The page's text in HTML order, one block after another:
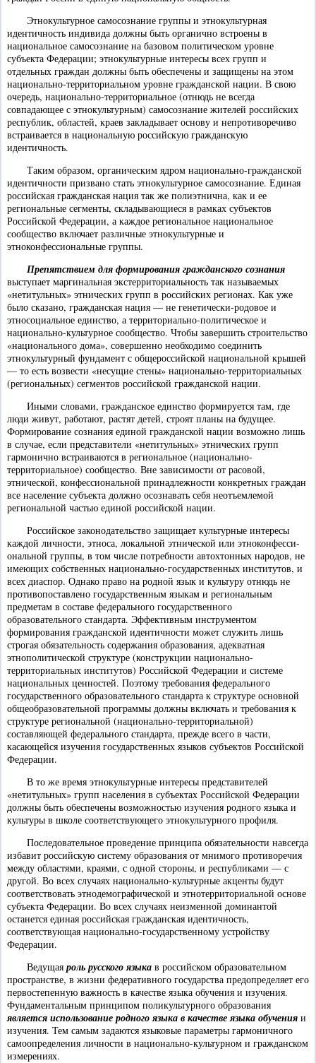
Этнокультурное самосознание группы и этнокультурная
идентичность индивида должны быть органично встроены в
национальное самосознание на базовом политическом уровне
субъекта Федерации; этнокультурные интересы всех групп и
отдельных граждан должны быть обеспечены и защищены на этом
национально-территориальном уровне гражданской нации. В свою
очередь, национально-территориальное (отнюдь не всегда
совпадающее с этнокультурным) самосознание жителей российских
республик, областей, краев закладывает основу и непротиворечиво
встраивается в национальную российскую гражданскую
идентичность.
Таким образом, органическим ядром национально-гражданской
идентичности призвано стать этнокультурное самосознание. Единая
российская гражданская нация так же полиэтнична, как и ее
региональные сегменты, складывающиеся в рамках субъектов
Российской Федерации, а каждое региональное национальное
сообщество включает различные этнокультурные и
этноконфессиональные группы.
Препятствием для формирования гражданского сознания
выступает маргинальная экстерриториальность так называемых
«нетитульных» этнических групп в российских регионах. Как уже
было сказано, гражданская нация — не генетически-родовое и
этносоциальное единство, а территориально-политическое и
национально-культурное сообщество. Чтобы завершить строительство
«национального дома», совершенно необходимо соединить
этнокультурный фундамент с общероссийской национальной крышей
— то есть возвести «несущие стены» национально-территориальных
(региональных) сегментов российской гражданской нации.
Иными словами, гражданское единство формируется там, где
люди живут, работают, растят детей, строят планы на будущее.
Формирование сознания единой гражданской нации возможно лишь
в случае, если представители «нетитульных» этнических групп
гармонично встраиваются в региональное (национально-
территориальное) сообщество. Вне зависимости от расовой,
этнической, конфессиональной принадлежности конкретных граждан
все население субъекта должно осознавать себя неотъемлемой
региональной частью единой российской нации.
Российское законодательство защищает культурные интересы
каждой личности, этноса, локальной этнической или этноконфесси-
ональной группы, в том числе потребности автохтонных народов, не
имеющих собственных национально-государственных институтов, и
всех диаспор. Однако право на родной язык и культуру отнюдь не
противопоставлено государственным языкам и региональным
предметам в составе федерального государственного
образовательного стандарта. Эффективным инструментом
формирования гражданской идентичности может служить лишь
строгая обязательность содержания образования, адекватная
этнополитической структуре (конструкции национально-
территориальных институтов) Российской Федерации и системе
национальных ценностей. Поэтому требования федерального
государственного образовательного стандарта к структуре основной
общеобразовательной программы должны включать и требования к
структуре региональной (национально-территориальной)
составляющей федерального стандарта, прежде всего в части,
касающейся изучения государственных языков субъектов Российской
Федерации.
В то же время этнокультурные интересы представителей
«нетитульных» групп населения в субъектах Российской Федерации
должны быть обеспечены возможностью изучения родного языка и
культуры в школе соответствующего этнокультурного профиля.
Последовательное проведение принципа обязательности навсегда
избавит российскую систему образования от мнимого противоречия
между областями, краями, с одной стороны, и республиками — с
другой. Во всех случаях национально-культурные акценты будут
соответствовать этнодемографической и этнотерриториальной основе
субъекта Федерации. Во всех случаях неизменной доминантой
останется единая российская гражданская идентичность,
соответствующая национально-государственному устройству
Федерации.
Ведущая роль русского языка в российском образовательном
пространстве, в жизни федеративного государства предопределяет его
первостепенную важность в качестве языка обучения и изучения.
Фундаментальным принципом поликультурного образования
является использование родного языка в качестве языка обучения и
изучения. Тем самым задаются языковые параметры гармоничного
самоопределения личности в национально-культурном и гражданском
измерениях.